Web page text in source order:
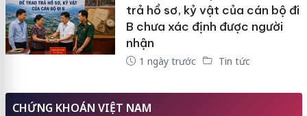
trả hồ sơ, kỷ vật của cán bộ đi
B chưa xác định được người
nhận
1 ngày trước Tin tức
CHỨNG KHOÁN VIỆT NAM